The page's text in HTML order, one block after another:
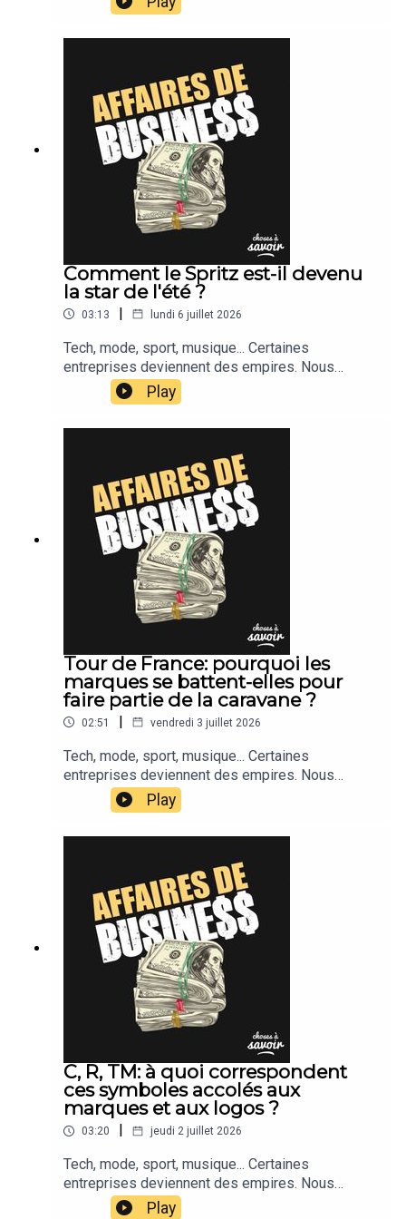
Comment le Spritz est-il devenu
la star de l'été ?
03:13 | lundi 6 juillet 2026
Tech, mode, sport, musique... Certaines
entreprises deviennent des empires. Nous
suivons leur actu.
Play
Tour de France: pourquoi les
marques se battent-elles pour
faire partie de la caravane ?
02:51 | vendredi 3 juillet 2026
Tech, mode, sport, musique... Certaines
entreprises deviennent des empires. Nous
suivons leur actu.
Play
C, R, TM: à quoi correspondent
ces symboles accolés aux
marques et aux logos ?
03:20 | jeudi 2 juillet 2026
Tech, mode, sport, musique... Certaines
entreprises deviennent des empires. Nous
suivons leur actu.
Play